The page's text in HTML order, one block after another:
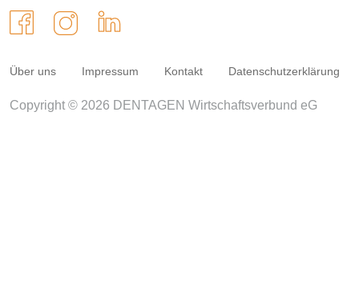
Über uns Impressum Kontakt Datenschutzerklärung
Copyright © 2026 DENTAGEN Wirtschaftsverbund eG